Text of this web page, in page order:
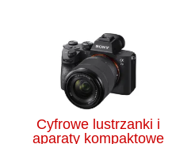
Cyfrowe lustrzanki i
aparaty kompaktowe